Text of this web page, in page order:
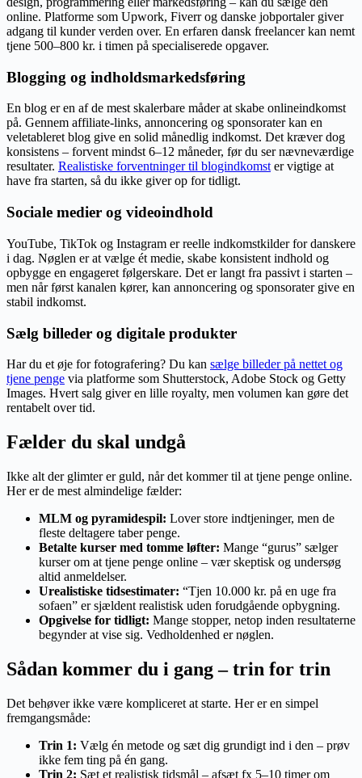
online. Platforme som Upwork, Fiverr og danske jobportaler giver
adgang til kunder verden over. En erfaren dansk freelancer kan nemt
tjene 500–800 kr. i timen på specialiserede opgaver.
Blogging og indholdsmarkedsføring
En blog er en af de mest skalerbare måder at skabe onlineindkomst
på. Gennem affiliate-links, annoncering og sponsorater kan en
veletableret blog give en solid månedlig indkomst. Det kræver dog
konsistens – forvent mindst 6–12 måneder, før du ser nævneværdige
resultater. Realistiske forventninger til blogindkomster vigtige at
have fra starten, så du ikke giver op for tidligt.
Sociale medier og videoindhold
YouTube, TikTok og Instagram er reelle indkomstkilder for danskere
i dag. Nøglen er at vælge ét medie, skabe konsistent indhold og
opbygge en engageret følgerskare. Det er langt fra passivt i starten –
men når først kanalen kører, kan annoncering og sponsorater give en
stabil indkomst.
Sælg billeder og digitale produkter
Har du et øje for fotografering? Du kan sælge billeder på nettet og
tjene penge via platforme som Shutterstock, Adobe Stock og Getty
Images. Hvert salg giver en lille royalty, men volumen kan gøre det
rentabelt over tid.
Fælder du skal undgå
Ikke alt der glimter er guld, når det kommer til at tjene penge online.
Her er de mest almindelige fælder:
MLM og pyramidespil: Lover store indtjeninger, men de
fleste deltagere taber penge.
Betalte kurser med tomme løfter: Mange “gurus” sælger
kurser om at tjene penge online – vær skeptisk og undersøg
altid anmeldelser.
Urealistiske tidsestimater: “Tjen 10.000 kr. på en uge fra
sofaen” er sjældent realistisk uden forudgående opbygning.
Opgivelse for tidligt: Mange stopper, netop inden resultaterne
begynder at vise sig. Vedholdenhed er nøglen.
Sådan kommer du i gang – trin for trin
Det behøver ikke være kompliceret at starte. Her er en simpel
fremgangsmåde:
Trin 1: Vælg én metode og sæt dig grundigt ind i den – prøv
ikke fem ting på én gang.
Trin 2: Sæt et realistisk tidsmål – afsæt fx 5–10 timer om